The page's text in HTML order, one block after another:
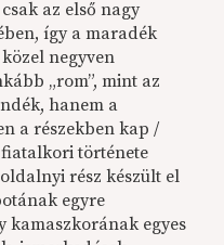
az első nagy
így a maradék
negyven
„rom”, mint az
hanem a
a részekben kap /
története
rész készült el
egyre
kamaszkorának egyes